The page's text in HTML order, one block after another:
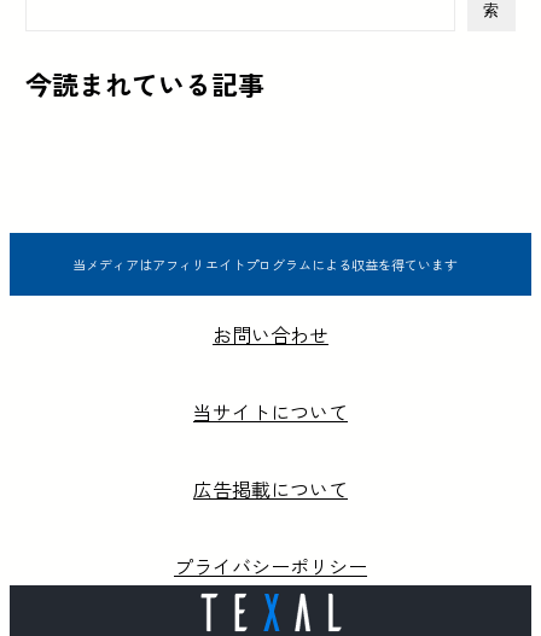
索
今読まれている記事
当メディアはアフィリエイトプログラムによる収益を得ています
お問い合わせ
当サイトについて
広告掲載について
プライバシーポリシー